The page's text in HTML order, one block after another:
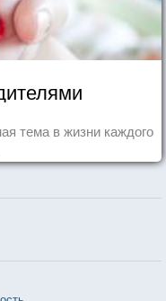
тема в жизни каждого